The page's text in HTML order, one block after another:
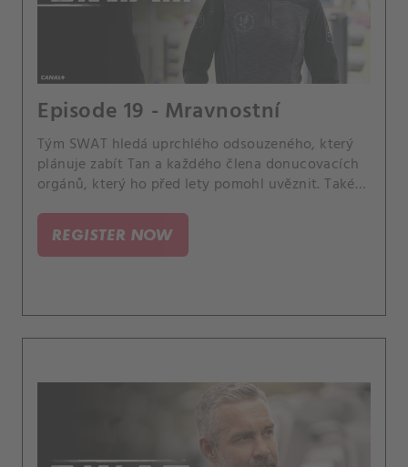
Episode 19 - Mravnostní
Tým SWAT hledá uprchlého odsouzeného, ​​který
plánuje zabít Tan a každého člena donucovacích
orgánů, který ho před lety pomohl uvěznit. Také
mladého muže, kterého kvůli jeho mocnému otci
propustí, a překvapivá návštěva sestry Hondy,
Winnie, vyvíjí tlak na jeho vztah s Nichelle.
REGISTER NOW